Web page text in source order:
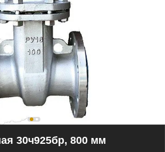
30ч925бр, 800 мм